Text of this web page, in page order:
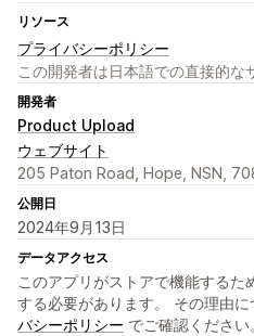
リソース
プライバシーポリシー
この開発者は日本語での直接的な
開発者
Product Upload
ウェブサイト
205 Paton Road, Hope, NSN,
公開日
2024年9月13日
データアクセス
このアプリがストアで機能するた
する必要があります。 その理由
バシーポリシー でご確認ください